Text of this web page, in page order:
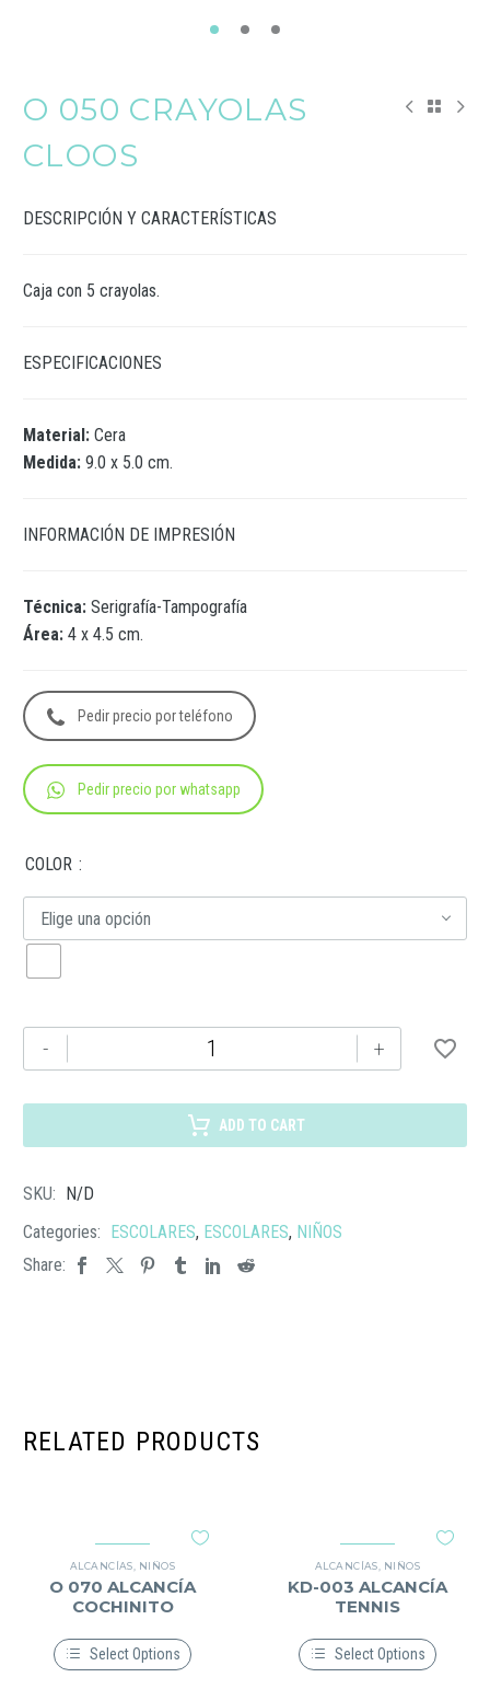
O 050 CRAYOLAS
CLOOS
DESCRIPCIÓN Y CARACTERÍSTICAS
Caja con 5 crayolas.
ESPECIFICACIONES
Material: Cera
Medida: 9.0 x 5.0 cm.
INFORMACIÓN DE IMPRESIÓN
Técnica: Serigrafía-Tampografía
Área: 4 x 4.5 cm.
Pedir precio por teléfono
Pedir precio por whatsapp
COLOR
Elige una opción
-
050
cantidad
+
ADD TO CART
SKU: N/D
Categories: ESCOLARES, ESCOLARES, NIÑOS
Share:
RELATED PRODUCTS
ALCANCÍAS NIÑOS
O 070 ALCANCÍA
COCHINITO
Select Options
Este
ALCANCÍAS NIÑOS
KD-003 ALCANCÍA
TENNIS
Select Options
Este